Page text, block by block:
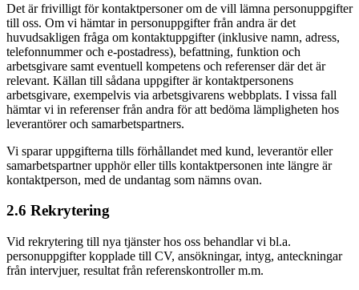
Det är frivilligt för kontaktpersoner om de vill lämna personuppgifter
till oss. Om vi hämtar in personuppgifter från andra är det
huvudsakligen fråga om kontaktuppgifter (inklusive namn, adress,
telefonnummer och e-postadress), befattning, funktion och
arbetsgivare samt eventuell kompetens och referenser där det är
relevant. Källan till sådana uppgifter är kontaktpersonens
arbetsgivare, exempelvis via arbetsgivarens webbplats. I vissa fall
hämtar vi in referenser från andra för att bedöma lämpligheten hos
leverantörer och samarbetspartners.
Vi sparar uppgifterna tills förhållandet med kund, leverantör eller
samarbetspartner upphör eller tills kontaktpersonen inte längre är
kontaktperson, med de undantag som nämns ovan.
2.6 Rekrytering
Vid rekrytering till nya tjänster hos oss behandlar vi bl.a.
personuppgifter kopplade till CV, ansökningar, intyg, anteckningar
från intervjuer, resultat från referenskontroller m.m.